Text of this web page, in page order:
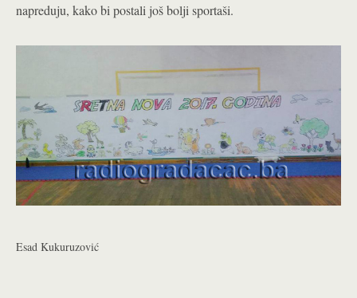
napreduju, kako bi postali još bolji sportaši.
Esad Kukuruzović